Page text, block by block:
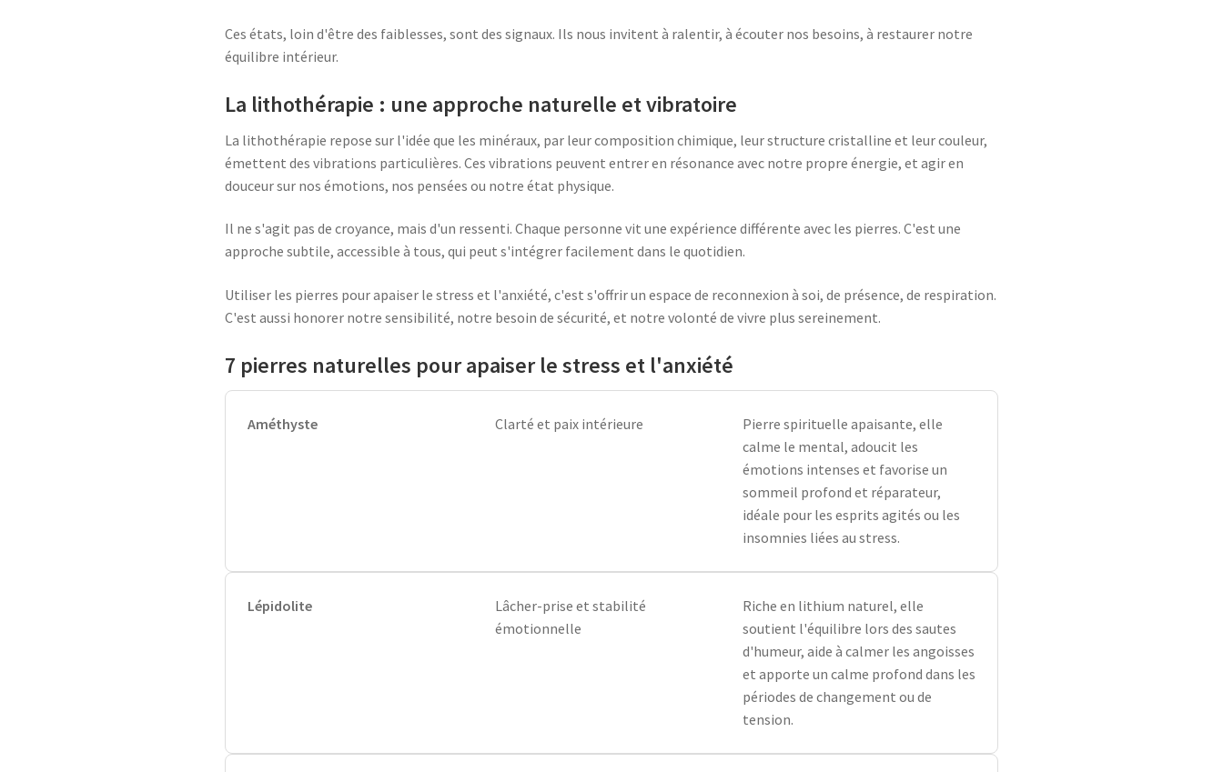
Ces états, loin d'être des faiblesses, sont des signaux. Ils nous invitent à ralentir, à écouter nos besoins, à restaurer notre
équilibre intérieur.
La lithothérapie : une approche naturelle et vibratoire
La lithothérapie repose sur l'idée que les minéraux, par leur composition chimique, leur structure cristalline et leur couleur,
émettent des vibrations particulières. Ces vibrations peuvent entrer en résonance avec notre propre énergie, et agir en
douceur sur nos émotions, nos pensées ou notre état physique.
Il ne s'agit pas de croyance, mais d'un ressenti. Chaque personne vit une expérience différente avec les pierres. C'est une
approche subtile, accessible à tous, qui peut s'intégrer facilement dans le quotidien.
Utiliser les pierres pour apaiser le stress et l'anxiété, c'est s'offrir un espace de reconnexion à soi, de présence, de respiration.
C'est aussi honorer notre sensibilité, notre besoin de sécurité, et notre volonté de vivre plus sereinement.
7 pierres naturelles pour apaiser le stress et l'anxiété
Améthyste Clarté et paix intérieure
Pierre spirituelle apaisante, elle
calme le mental, adoucit les
émotions intenses et favorise un
sommeil profond et réparateur,
idéale pour les esprits agités ou les
insomnies liées au stress.
Lépidolite
Lâcher-prise et stabilité
émotionnelle
Riche en lithium naturel, elle
soutient l'équilibre lors des sautes
d'humeur, aide à calmer les angoisses
et apporte un calme profond dans les
périodes de changement ou de
tension.